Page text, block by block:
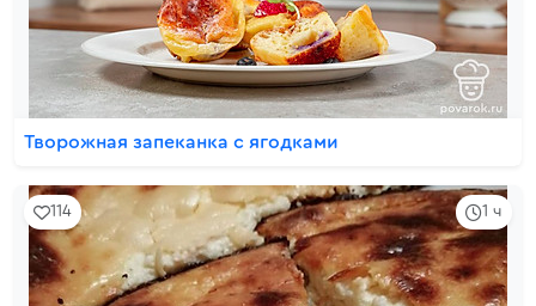
Творожная запеканка с ягодками
1 ч
114